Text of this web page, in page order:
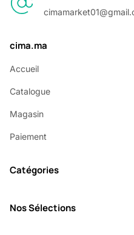
cima.ma
Accueil
Catalogue
Magasin
Paiement
Catégories
Nos Sélections